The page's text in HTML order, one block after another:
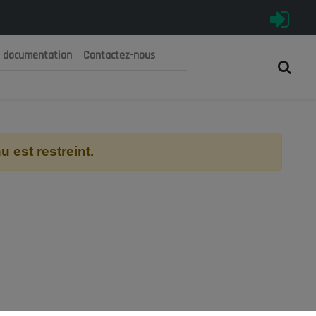
الجزائرية الديمقراطية الشعبية
documentation Contactez-nous
est restreint.